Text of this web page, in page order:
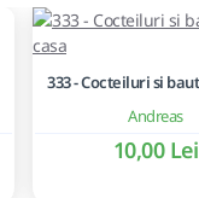
Andreas
10,00 Lei